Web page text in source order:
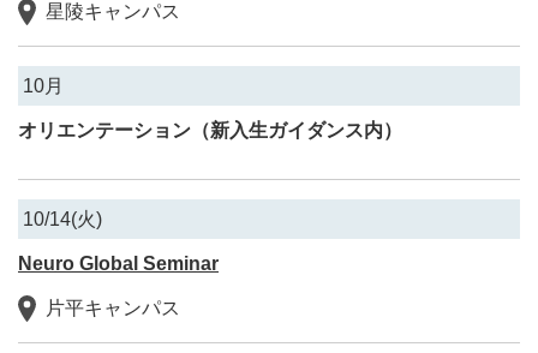
星陵キャンパス
10月
オリエンテーション（新入生ガイダンス内）
10/14(火)
Neuro Global Seminar
片平キャンパス